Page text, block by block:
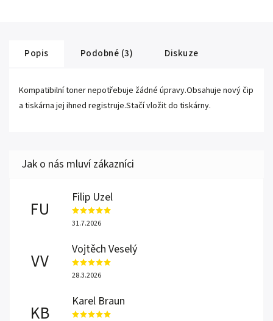
Popis Podobné (3) Diskuze
Kompatibilní toner nepotřebuje žádné úpravy.Obsahuje nový čip
a tiskárna jej ihned registruje.Stačí vložit do tiskárny.
FU
Filip Uzel
31.7.2026
VV
Vojtěch Veselý
28.3.2026
KB
Karel Braun